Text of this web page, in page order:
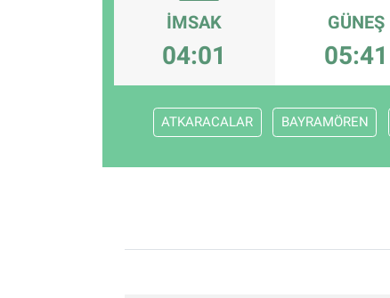
İMSAK
04:01
GÜNEŞ
05:41
ATKARACALAR BAYRAMÖREN
ESKİŞEHİR NÖBETÇİ ECZANELER
Eskişehir Hava Durumu
Eskişehir Tramvay Saatleri